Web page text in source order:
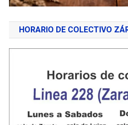
HORARIO DE COLECTIVO